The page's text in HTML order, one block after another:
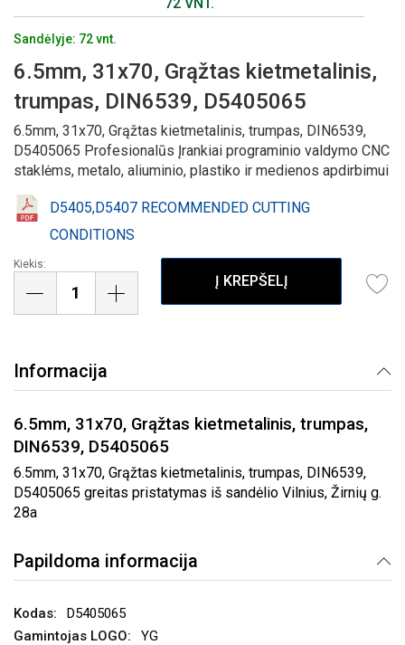
Sandėlyje: 72 vnt.
6.5mm, 31x70, Grąžtas kietmetalinis,
trumpas, DIN6539, D5405065
6.5mm, 31x70, Grąžtas kietmetalinis, trumpas, DIN6539,
D5405065 Profesionalūs Įrankiai programinio valdymo CNC
staklėms, metalo, aliuminio, plastiko ir medienos apdirbimui
D5405,D5407 RECOMMENDED CUTTING
CONDITIONS
Kiekis:
Į KREPŠELĮ
Informacija
6.5mm, 31x70, Grąžtas kietmetalinis, trumpas,
DIN6539, D5405065
6.5mm, 31x70, Grąžtas kietmetalinis, trumpas, DIN6539,
D5405065 greitas pristatymas iš sandėlio Vilnius, Žirnių g.
28a
Papildoma informacija
D5405065
YG